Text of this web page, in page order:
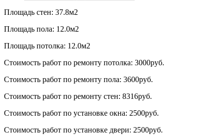
Площадь стен: 37.8м2
Площадь пола: 12.0м2
Площадь потолка: 12.0м2
Стоимость работ по ремонту потолка: 3000руб.
Стоимость работ по ремонту пола: 3600руб.
Стоимость работ по ремонту стен: 8316руб.
Стоимость работ по установке окна: 2500руб.
Стоимость работ по установке двери: 2500руб.